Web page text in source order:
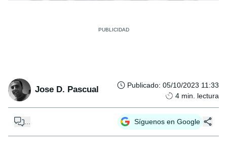
Jose D. Pascual Publicado: 05/10/2023 11:33
4 min. lectura
Síguenos en Google